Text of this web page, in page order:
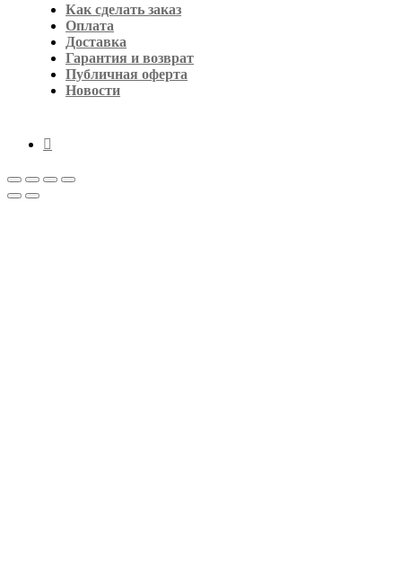
Как сделать заказ
Оплата
Доставка
Гарантия и возврат
Публичная оферта
Новости